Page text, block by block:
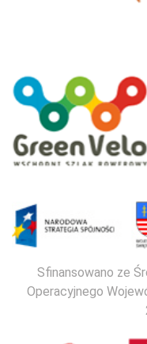
Sfinansowano ze
Operacyjnego